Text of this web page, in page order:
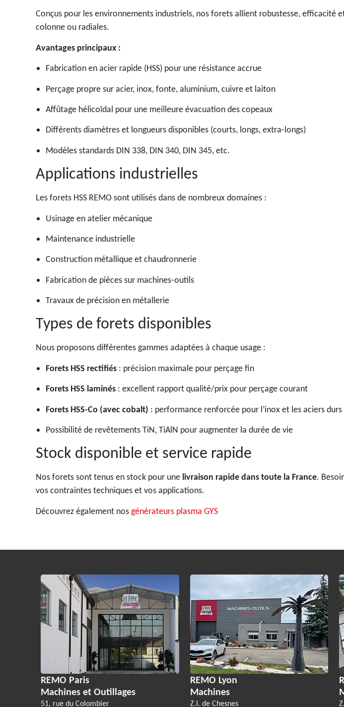
Conçus pour les environnements industriels, nos forets allient robustesse,
colonne ou radiales.
Avantages principaux :
Fabrication en acier rapide (HSS) pour une résistance accrue
Perçage propre sur acier, inox, fonte, aluminium, cuivre et laiton
Affûtage hélicoïdal pour une meilleure évacuation des copeaux
Différents diamètres et longueurs disponibles (courts, longs, extra-longs)
Modèles standards DIN 338, DIN 340, DIN 345, etc.
Applications industrielles
Les forets HSS REMO sont utilisés dans de nombreux domaines :
Usinage en atelier mécanique
Maintenance industrielle
Construction métallique et chaudronnerie
Fabrication de pièces sur machines-outils
Travaux de précision en métallerie
Types de forets disponibles
Nous proposons différentes gammes adaptées à chaque usage :
Forets HSS rectifiés : précision maximale pour perçage fin
Forets HSS laminés : excellent rapport qualité/prix pour perçage courant
Forets HSS-Co (avec cobalt) : performance renforcée pour l’inox et les aciers durs
Possibilité de revêtements TiN, TiAlN pour augmenter la durée de vie
Stock disponible et service rapide
Nos forets sont tenus en stock pour une livraison rapide dans toute la France.
vos contraintes techniques et vos applications.
Découvrez également nos générateurs plasma GYS
REMO Paris
Machines et Outillages
51, rue du Colombier
REMO Lyon
Machines
Z.I. de Chesnes